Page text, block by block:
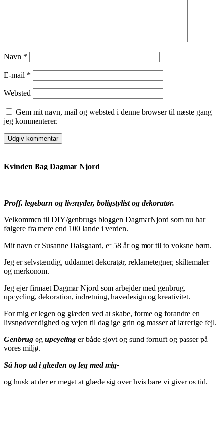
Navn *
E-mail *
Websted
Gem mit navn, mail og websted i denne browser til næste gang
jeg kommenterer.
Kvinden Bag Dagmar Njord
Proff. legebarn og livsnyder, boligstylist og dekoratør.
Velkommen til DIY/genbrugs bloggen DagmarNjord som nu har
følgere fra mere end 100 lande i verden.
Mit navn er Susanne Dalsgaard, er 58 år og mor til to voksne børn.
Jeg er selvstændig, uddannet dekoratør, reklametegner, skiltemaler
og merkonom.
Jeg ejer firmaet Dagmar Njord som arbejder med genbrug,
upcycling, dekoration, indretning, havedesign og kreativitet.
For mig er legen og glæden ved at skabe, forme og forandre en
livsnødvendighed og vejen til daglige grin og masser af lærerige fejl.
Genbrug og upcycling er både sjovt og sund fornuft og passer på
vores miljø.
Så hop ud i glæden og leg med mig-
og husk at der er meget at glæde sig over hvis bare vi giver os tid.